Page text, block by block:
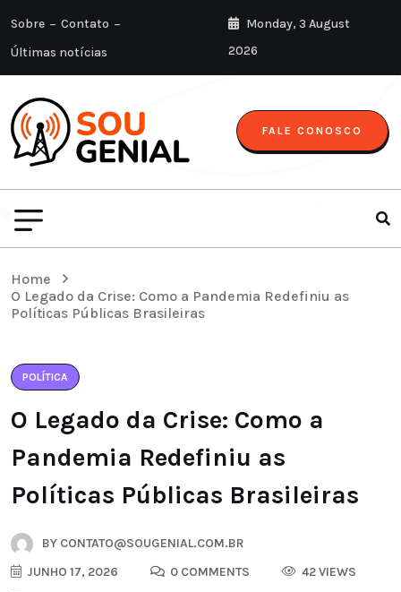
Sobre
Contato
Últimas notícias
Monday, 3 August
2026
FALE CONOSCO
Home
O Legado da Crise: Como a Pandemia Redefiniu as
Políticas Públicas Brasileiras
POLÍTICA
O Legado da Crise: Como a
Pandemia Redefiniu as
Políticas Públicas Brasileiras
BY CONTATO@SOUGENIAL.COM.BR
JUNHO 17, 2026
0 COMMENTS
42 VIEWS